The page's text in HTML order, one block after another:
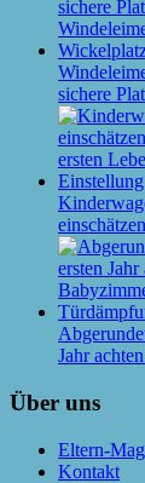
sichere
einschätzen
Jahr
Über uns
Eltern-
Kontakt